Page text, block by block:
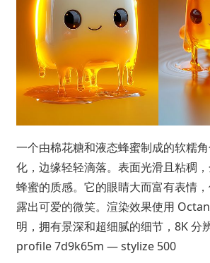
一个由棉花糖和液态蜂蜜制成的软糯
化，边缘轻轻滴落。表面光滑且粘稠
蜂蜜的质感。它的眼睛大而富有表情，
露出可爱的微笑。渲染效果使用
明，拥有景深和超细腻的细节，8K
profile 7d9k65m — stylize 500